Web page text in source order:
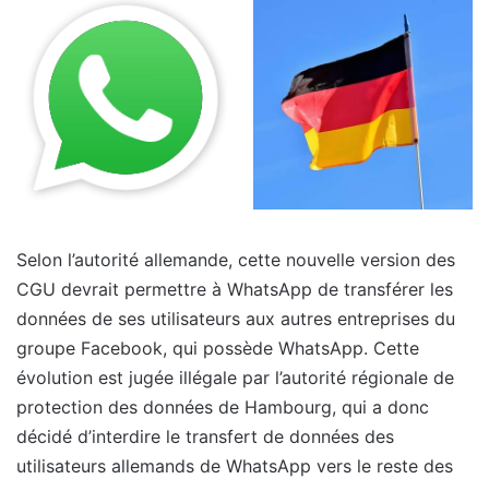
Selon l’autorité allemande, cette nouvelle version des
CGU devrait permettre à WhatsApp de transférer les
données de ses utilisateurs aux autres entreprises du
groupe Facebook, qui possède WhatsApp. Cette
évolution est jugée illégale par l’autorité régionale de
protection des données de Hambourg, qui a donc
décidé d’interdire le transfert de données des
utilisateurs allemands de WhatsApp vers le reste des